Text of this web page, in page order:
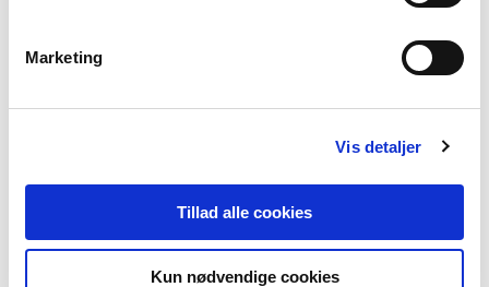
Marketing
Vis detaljer
Tillad alle cookies
Kun nødvendige cookies
2 formater
359,95 KR.
Bjarne Kousholt
Fra
539,95 KR.